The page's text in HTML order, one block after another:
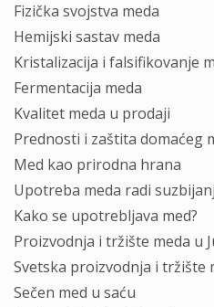
Fizička svojstva meda
Hemijski sastav meda
Kristalizacija i falsifikovanje
Fermentacija meda
Kvalitet meda u prodaji
Prednosti i zaštita domaćeg
Med kao prirodna hrana
Upotreba meda radi
Kako se upotrebljava med?
Proizvodnja i tržište meda u
Svetska proizvodnja i tržište
Sečen med u saću